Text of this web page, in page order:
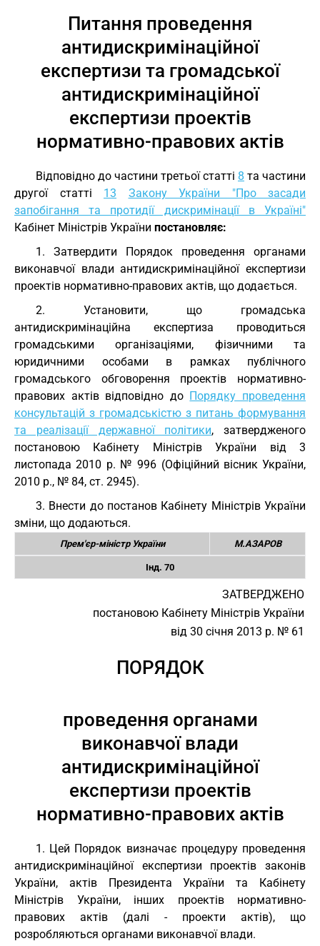
Питання проведення
антидискримінаційної
експертизи та громадської
антидискримінаційної
експертизи проектів
нормативно-правових актів
Відповідно до частини третьої статті 8 та частини
другої статті 13
Закону України "Про засади
запобігання та протидії дискримінації в Україні"
Кабінет Міністрів України постановляє:
1. Затвердити Порядок проведення органами
виконавчої влади антидискримінаційної експертизи
проектів нормативно-правових актів, що додається.
2. Установити, що громадська
антидискримінаційна експертиза проводиться
громадськими організаціями, фізичними та
юридичними особами в рамках публічного
громадського обговорення проектів нормативно-
правових актів відповідно до Порядку проведення
консультацій з громадськістю з питань формування
та реалізації державної політики, затвердженого
постановою Кабінету Міністрів України від 3
листопада 2010 р. № 996 (Офіційний вісник України,
2010 р., № 84, ст. 2945).
3. Внести до постанов Кабінету Міністрів України
зміни, що додаються.
Прем'єр-міністр України М.АЗАРОВ
Інд. 70
ЗАТВЕРДЖЕНО
постановою Кабінету Міністрів України
від 30 січня 2013 р. № 61
ПОРЯДОК
проведення органами
виконавчої влади
антидискримінаційної
експертизи проектів
нормативно-правових актів
1. Цей Порядок визначає процедуру проведення
антидискримінаційної експертизи проектів законів
України, актів Президента України та Кабінету
Міністрів України, інших проектів нормативно-
правових актів (далі - проекти актів), що
розробляються органами виконавчої влади.